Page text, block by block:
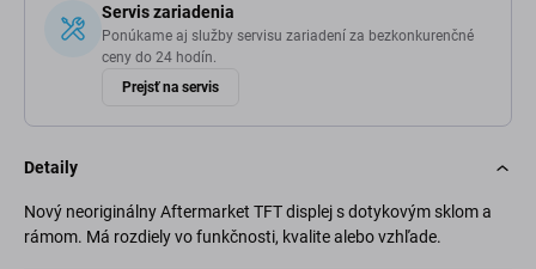
Servis zariadenia
Ponúkame aj služby servisu zariadení za bezkonkurenčné
ceny do 24 hodín.
Prejsť na servis
Detaily
Nový neoriginálny Aftermarket TFT displej s dotykovým sklom a
rámom. Má rozdiely vo funkčnosti, kvalite alebo vzhľade.